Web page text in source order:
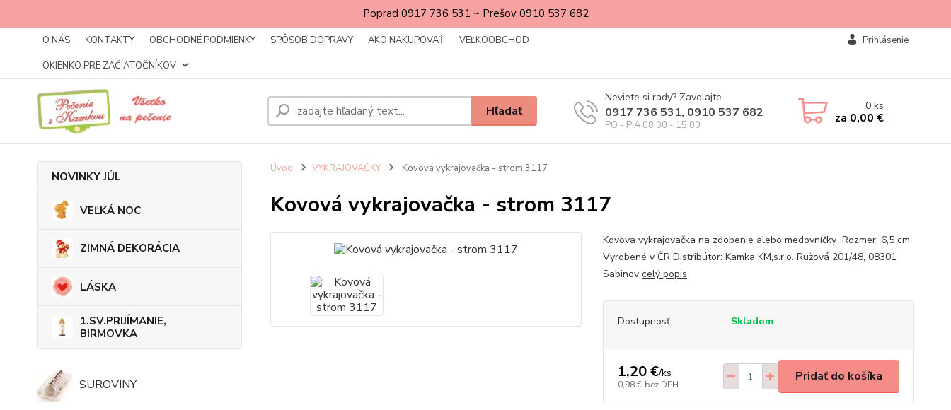
Poprad 0917 736 531 ~ Prešov 0910 537 682
O NÁS KONTAKTY OBCHODNÉ PODMIENKY SPÔSOB DOPRAVY AKO NAKUPOVAŤ
VEĽKOOBCHOD
OKIENKO PRE ZAČIATOČNÍKOV
Prihlásenie
Hľadať
Neviete si rady? Zavolajte.
0917 736 531, 0910 537 682
PO - PIA 08:00 - 15:00
0ks
za 0,00 €
NOVINKY JÚL
VEĽKÁ NOC
ZIMNÁ DEKORÁCIA
LÁSKA
1.SV.PRIJÍMANIE,
BIRMOVKA
SUROVINY
Úvod VYKRAJOVAČKY Kovová vykrajovačka - strom 3117
Kovová vykrajovačka - strom 3117
Kovova vykrajovačka na zdobenie alebo medovníčky Rozmer: 6,5 cm
Vyrobené v ČR Distribútor: Kamka KM,s.r.o. Ružová 201/48, 08301
Sabinov celý popis
Dostupnosť Skladom
1,20 €/ks
0,98 € bez DPH
Pridať do košíka